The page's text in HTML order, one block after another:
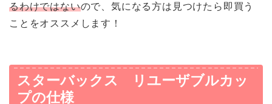
るわけではないので、気になる方は見つけたら即買う
ことをオススメします！
スターバックス リユーザブルカッ
プの仕様